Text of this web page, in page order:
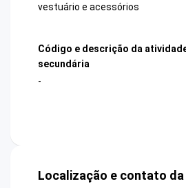
vestuário e acessórios
Código e descrição da
secundária
-
Localização e contato da